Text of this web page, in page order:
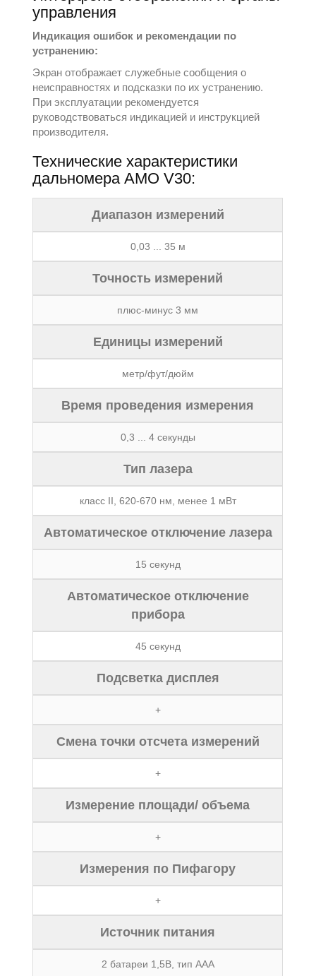
управления
Индикация ошибок и рекомендации по
устранению:
Экран отображает служебные сообщения о
неисправностях и подсказки по их устранению.
При эксплуатации рекомендуется
руководствоваться индикацией и инструкцией
производителя.
Технические характеристики
дальномера AMO V30:
Диапазон измерений
0,03 ... 35 м
Точность измерений
плюс-минус 3 мм
Единицы измерений
метр/фут/дюйм
Время проведения измерения
0,3 ... 4 секунды
Тип лазера
класс II, 620-670 нм, менее 1 мВт
Автоматическое отключение лазера
15 секунд
Автоматическое отключение
прибора
45 секунд
Подсветка дисплея
+
Смена точки отсчета измерений
+
Измерение площади/ объема
+
Измерения по Пифагору
+
Источник питания
2 батареи 1,5В, тип ААА